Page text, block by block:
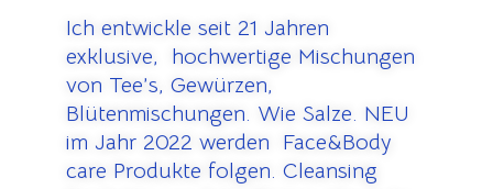
Ich entwickle seit 21 Jahren
exklusive, hochwertige Mischungen
von Tee’s, Gewürzen,
Blütenmischungen. Wie Salze. NEU
im Jahr 2022 werden Face&Body
care Produkte folgen. Cleansing